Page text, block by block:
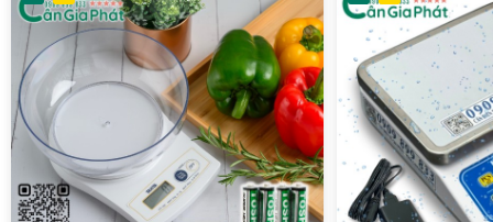
lượng đơn vị và kiểm soát sai số trong quá trình đếm.
Cân inox chống nước 15kg và cân thủy sản 15kg